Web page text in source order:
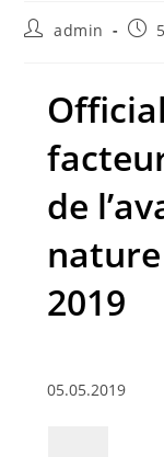
admin
de
2019
05.05.2019